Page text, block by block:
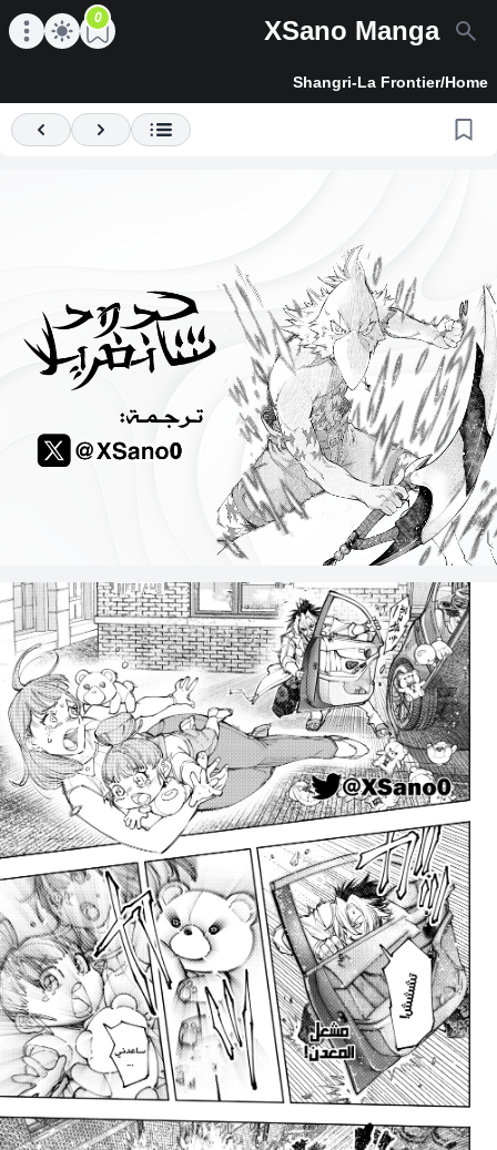
Open main menu
XSano Manga
main menu
0
Home
/
Shangri-La Frontier
Previous Next